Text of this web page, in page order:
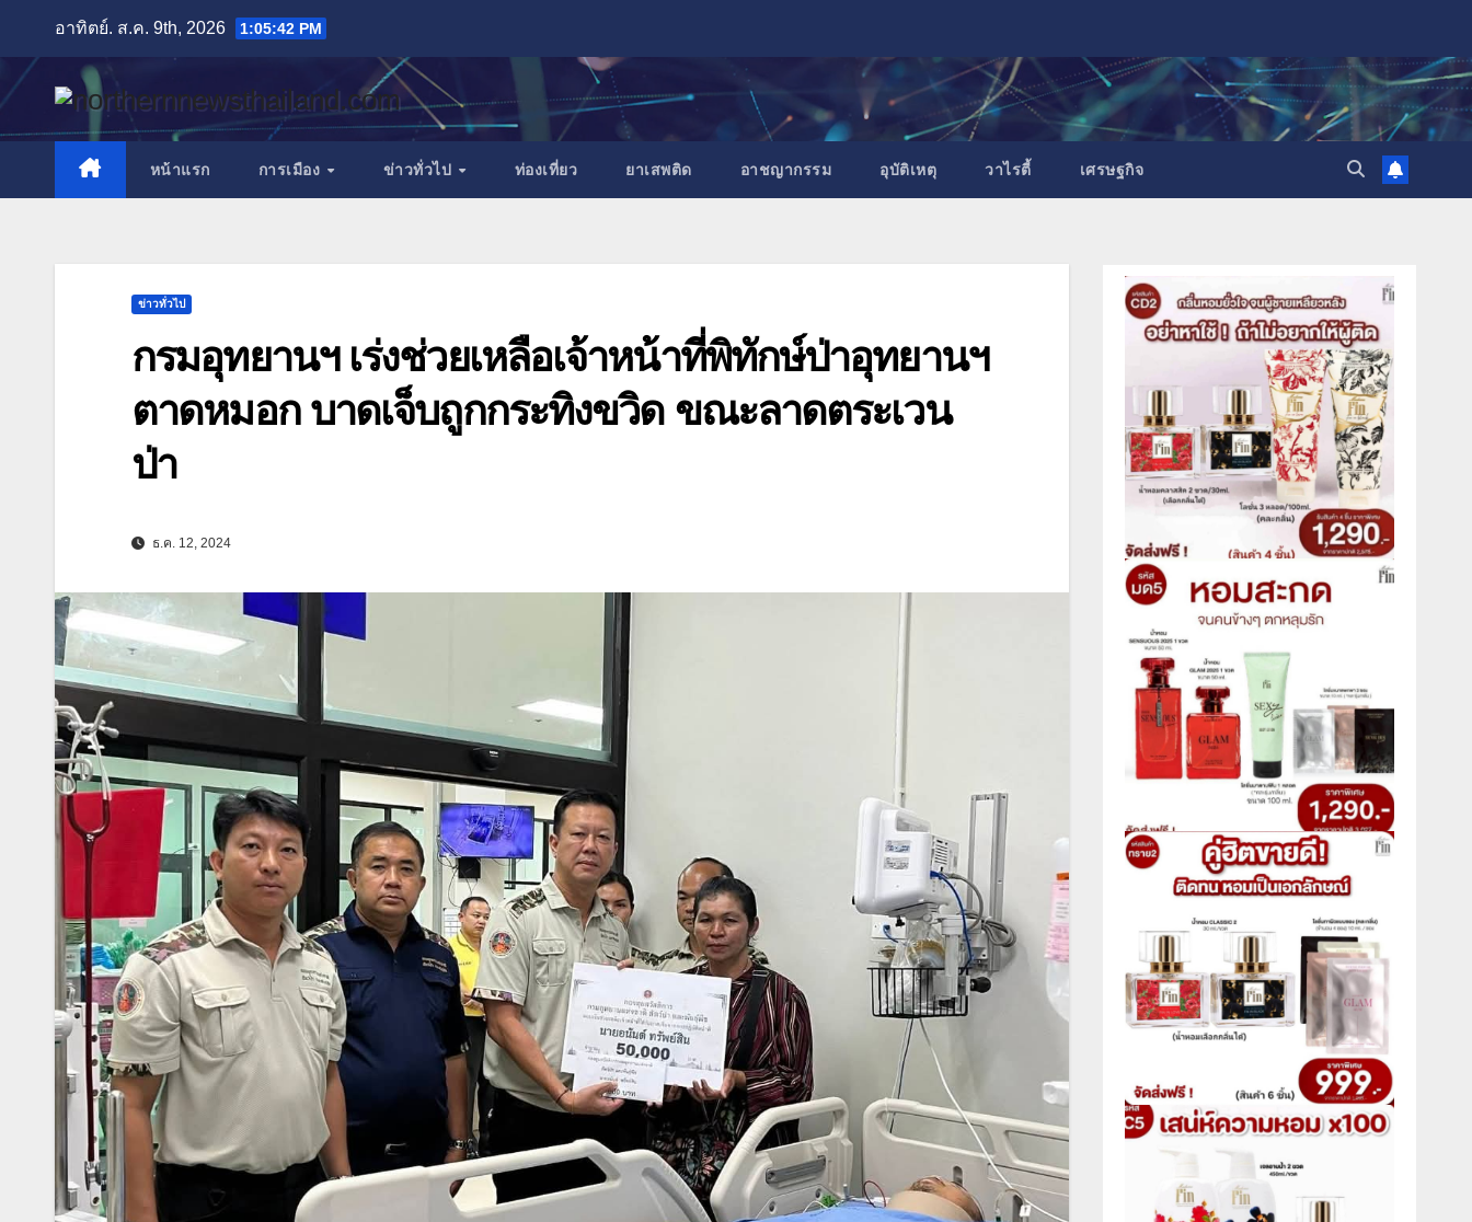
content
อาทิตย์. ส.ค. 9th, 2026 1:05:44 PM
หน้าแรก การเมือง ข่าวทั่วไป ท่องเที่ยว ยาเสพติด อาชญากรรม อุบัติเหตุ วาไรตี้ เศรษฐกิจ
ข่าวทั่วไป
กรมอุทยานฯ เร่งช่วยเหลือเจ้าหน้าที่พิทักษ์ป่าอุทยานฯ
ตาดหมอก บาดเจ็บถูกกระทิงขวิด ขณะลาดตระเวน
ป่า
ธ.ค. 12, 2024